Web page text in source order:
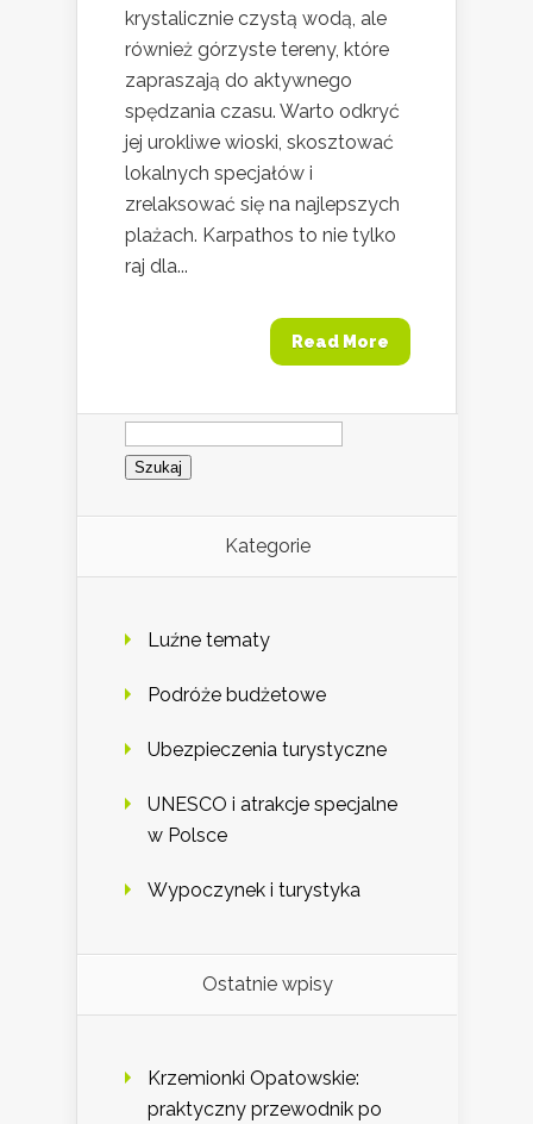
krystalicznie czystą wodą, ale
również górzyste tereny, które
zapraszają do aktywnego
spędzania czasu. Warto odkryć
jej urokliwe wioski, skosztować
lokalnych specjałów i
zrelaksować się na najlepszych
plażach. Karpathos to nie tylko
raj dla...
Read More
Szukaj:
Kategorie
Luźne tematy
Podróże budżetowe
Ubezpieczenia turystyczne
UNESCO i atrakcje specjalne
w Polsce
Wypoczynek i turystyka
Ostatnie wpisy
Krzemionki Opatowskie:
praktyczny przewodnik po